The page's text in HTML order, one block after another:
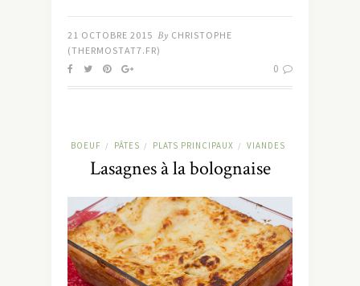
21 OCTOBRE 2015 By CHRISTOPHE
(THERMOSTAT7.FR)
0
BOEUF / PÂTES / PLATS PRINCIPAUX / VIANDES
Lasagnes à la bolognaise